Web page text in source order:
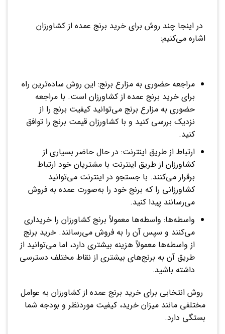
در اینجا چند روش برای خرید برنج عمده از کشاورزان
اشاره می‌کنیم:
مراجعه حضوری به مزارع برنج: این روش ساده‌ترین راه
برای خرید برنج عمده از کشاورزان است. با مراجعه
حضوری به مزارع برنج می‌توانید کیفیت برنج را از
نزدیک بررسی کنید و با کشاورزان قیمت برنج را توافق
کنید.
ارتباط از طریق اینترنت: در حال حاضر بسیاری از
کشاورزان از طریق اینترنت با مشتریان خود ارتباط
برقرار می‌کنند. با جستجو در اینترنت می‌توانید
کشاورزانی را که برنج خود را به‌صورت عمده به فروش
می‌رسانند پیدا کنید.
واسطه‌ها: واسطه‌ها معمولاً برنج کشاورزان را خریداری
می‌کنند و سپس آن را به فروش می‌رسانند. خرید برنج
از واسطه‌ها معمولاً هزینه بیشتری دارد، اما می‌توانید از
طریق آن به برنج‌های بیشتری از نقاط مختلف دسترسی
داشته باشید.
روش انتخابی برای خرید برنج عمده از کشاورزان به عوامل
مختلفی مانند میزان خرید، کیفیت موردنظر و بودجه شما
بستگی دارد.